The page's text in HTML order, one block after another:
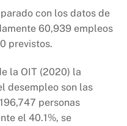
con los datos de
60,939 empleos
previstos.
la OIT (2020) la
desempleo son las
personas
el 40.1%, se